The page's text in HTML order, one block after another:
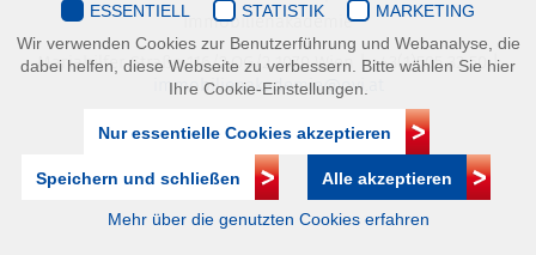
Immobilienakademie
Mariahilfer Straße 116/2.OG/2 1070 Wien | +43(1)505 32 50 |
immobilienakademie@ovi.at
ESSENTIELL STATISTIK
MARKETING
Wir verwenden Cookies zur Benutzerführung und Webanalyse, die
dabei helfen, diese Webseite zu verbessern. Bitte wählen Sie hier
Ihre Cookie-Einstellungen.
Nur essentielle Cookies akzeptieren
Speichern und schließen Alle akzeptieren
Mehr über die genutzten Cookies erfahren